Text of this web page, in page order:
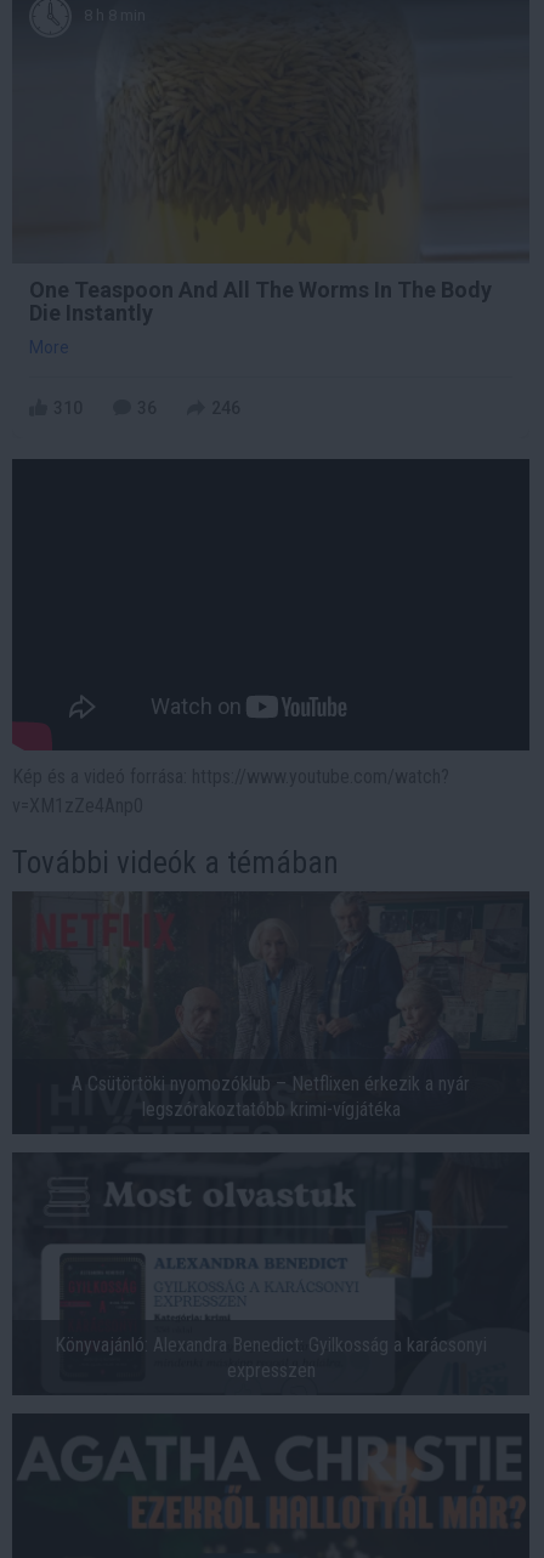
One Teaspoon And All The Worms In The Body
Die Instantly
More
További videók a témában
A Csütörtöki nyomozóklub – Netflixen érkezik a nyár
legszórakoztatóbb krimi-vígjátéka
Könyvajánló: Alexandra Benedict: Gyilkosság a karácsonyi
expresszen